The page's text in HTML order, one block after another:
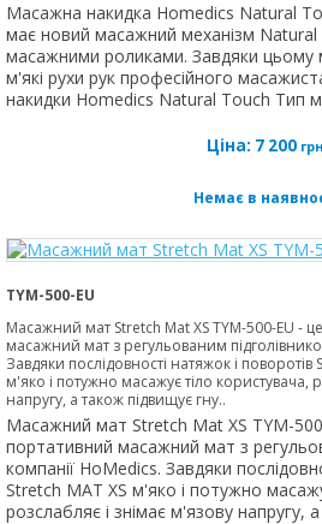
Масажна накидка Homedics Natural
має новий масажний механізм Natural
масажними роликами. Завдяки цьому
м'які рухи рук професійного
накидки Homedics Natural Touch Тип
Ціна: 7 200
Немає в
TYM-500-EU
Масажний мат Stretch Mat XS TYM-500-EU -
масажний мат з регульованим
Завдяки послідовності натяжок і поворотів
м'яко і потужно масажує тіло користувача,
напругу, а також підвищує гну..
Масажний мат Stretch Mat XS TYM-
портативний масажний мат з
компанії HoMedics. Завдяки
Stretch MAT XS м'яко і потужно
розслабляє і знімає м'язову напругу,